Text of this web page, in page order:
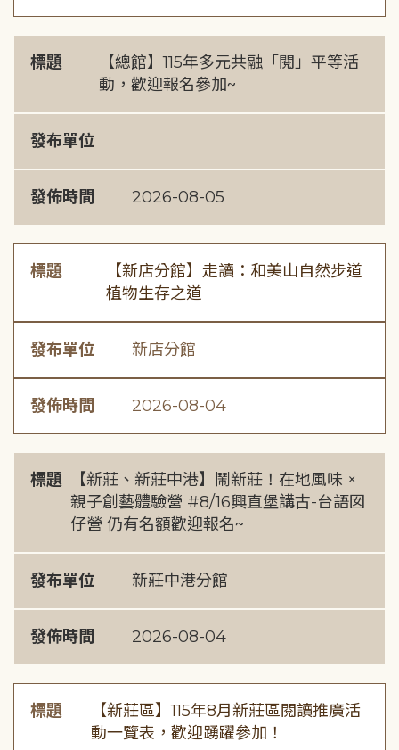
標題
【總館】115年多元共融「閱」平等活
動，歡迎報名參加~
發布單位
發佈時間 2026-08-05
標題
【新店分館】走讀：和美山自然步道
植物生存之道
發布單位 新店分館
發佈時間 2026-08-04
標題
【新莊、新莊中港】鬧新莊！在地風味 ×
親子創藝體驗營 #8/16興直堡講古-台語囡
仔營 仍有名額歡迎報名~
發布單位 新莊中港分館
發佈時間 2026-08-04
標題
【新莊區】115年8月新莊區閱讀推廣活
動一覽表，歡迎踴躍參加！